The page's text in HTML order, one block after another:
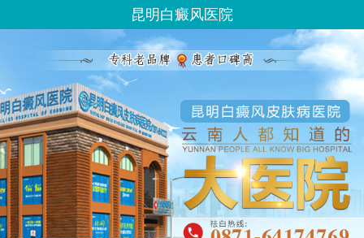
昆明白癜风医院